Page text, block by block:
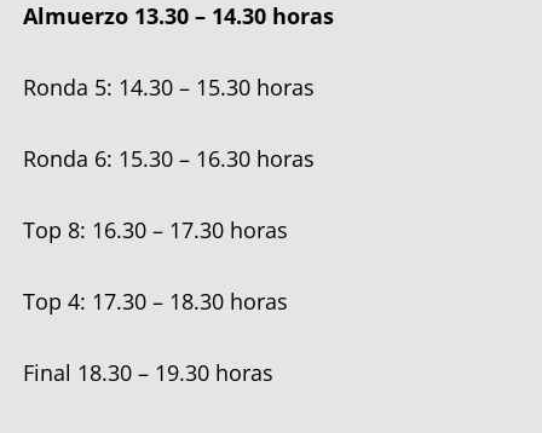
Almuerzo 13.30 – 14.30 horas
Ronda 5: 14.30 – 15.30 horas
Ronda 6: 15.30 – 16.30 horas
Top 8: 16.30 – 17.30 horas
Top 4: 17.30 – 18.30 horas
Final 18.30 – 19.30 horas